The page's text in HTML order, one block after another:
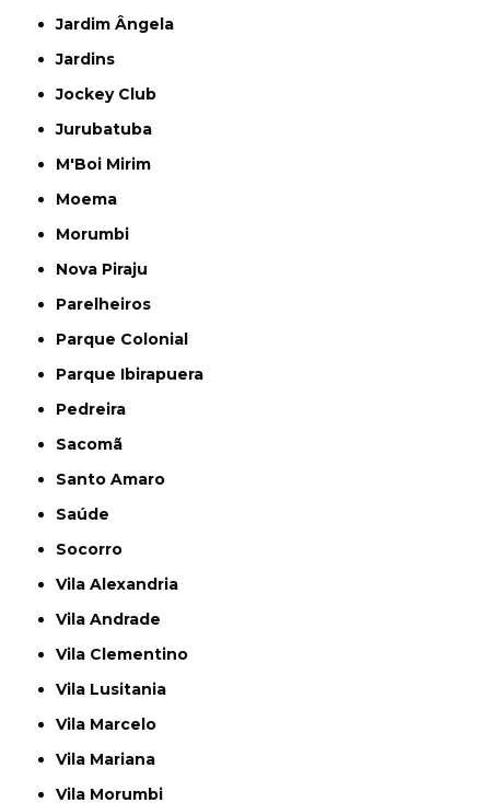
Jardim Ângela
Jardins
Jockey Club
Jurubatuba
M'Boi Mirim
Moema
Morumbi
Nova Piraju
Parelheiros
Parque Colonial
Parque Ibirapuera
Pedreira
Sacomã
Santo Amaro
Saúde
Socorro
Vila Alexandria
Vila Andrade
Vila Clementino
Vila Lusitania
Vila Marcelo
Vila Mariana
Vila Morumbi